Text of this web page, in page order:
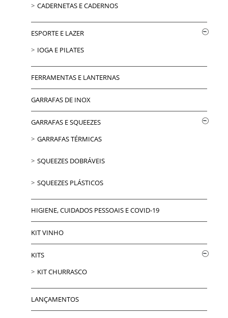
CADERNETAS E CADERNOS
ESPORTE E LAZER
IOGA E PILATES
FERRAMENTAS E LANTERNAS
GARRAFAS DE INOX
GARRAFAS E SQUEEZES
GARRAFAS TÉRMICAS
SQUEEZES DOBRÁVEIS
SQUEEZES PLÁSTICOS
HIGIENE, CUIDADOS PESSOAIS E COVID-19
KIT VINHO
KITS
KIT CHURRASCO
LANÇAMENTOS